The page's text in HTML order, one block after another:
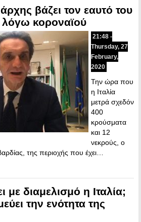
βάζει τον εαυτό του
κοροναϊού
21:48 -
Thursday, 27
February,
2020
Την ώρα που
η Ιταλία
μετρά σχεδόν
400
κρούσματα
και 12
νεκρούς, ο
της περιοχής που έχει…
με διαμελισμό η Ιταλία;
την ενότητα της